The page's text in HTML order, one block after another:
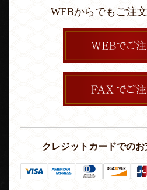
WEBからでもご注
クレジットカードでの